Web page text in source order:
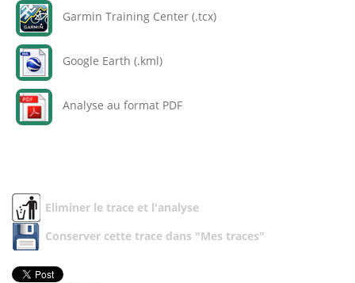
Garmin Training Center (.tcx)
Google Earth (.kml)
Analyse au format PDF
Eliminer le trace et l'analyse
Conserver cette trace dans "Mes traces"